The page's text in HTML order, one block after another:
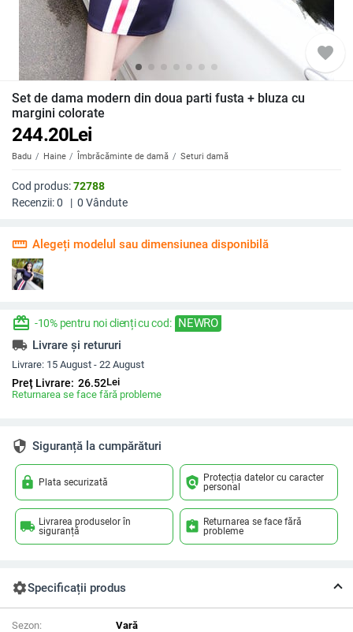
favorite
Set de dama modern din doua parti fusta + bluza cu
margini colorate
244.20Lei
Badu Haine Îmbrăcăminte de damă Seturi damă
Cod produs:72788
Recenzii:0 | 0 Vândute
straighten Alegeți modelul sau dimensiunea disponibilă
redeem -10% pentru noi clienți cu cod: NEWRO
local_shipping Livrare și retururi
Livrare: 15 August - 22 August
Preț Livrare: 26.52Lei
Returnarea se face fără probleme
security Siguranță la cumpărături
lock Plata securizată policy Protecția datelor cu caracter
personal
local_shipping Livrarea produselor în
siguranță
assignment_return Returnarea se face fără
probleme
settingsSpecificații produs
Sezon: Vară